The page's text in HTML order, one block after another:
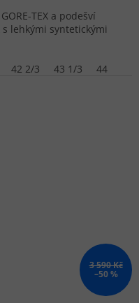
TEX a podešví
lehkými syntetickými
42 2/3 43 1/3 44
3 590 Kč
–50 %